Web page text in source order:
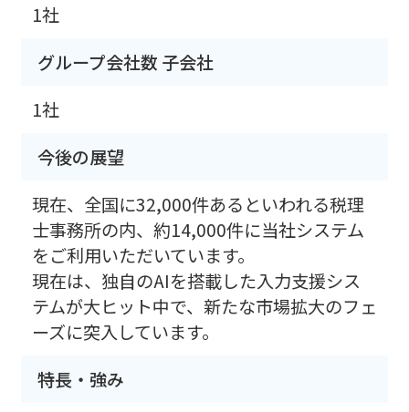
1社
グループ会社数 子会社
1社
今後の展望
現在、全国に32,000件あるといわれる税理
士事務所の内、約14,000件に当社システム
をご利用いただいています。
現在は、独自のAIを搭載した入力支援シス
テムが大ヒット中で、新たな市場拡大のフェ
ーズに突入しています。
特長・強み